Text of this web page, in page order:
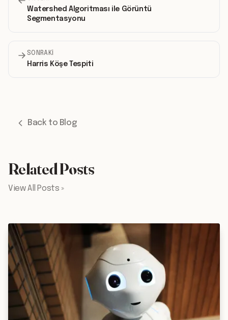
Watershed Algoritması ile Görüntü
Segmentasyonu
SONRAKI
Harris Köşe Tespiti
Back to Blog
Related Posts
View All Posts »